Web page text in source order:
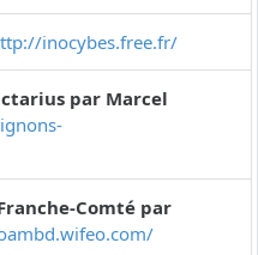
inocybes.free.fr/
par Marcel
Comté par